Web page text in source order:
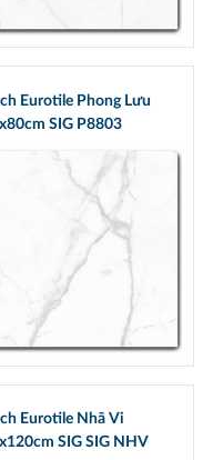
Eurotile Phong Lưu
SIG P8803
Eurotile Nhã Vi
SIG SIG NHV